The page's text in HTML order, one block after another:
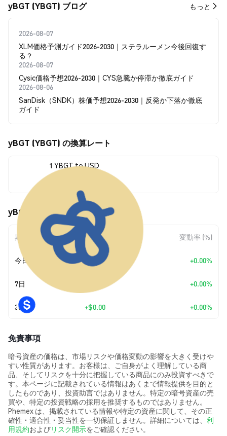
yBGT (YBGT) ブログ もっと
2026-08-07
XLM価格予測ガイド2026-2030｜ステラルーメン今後回復す
る？
2026-08-07
Cysic価格予想2026-2030｜CYS急騰か停滞か徹底ガイド
2026-08-06
SanDisk（SNDK）株価予想2026-2030｜反発か下落か徹底
ガイド
yBGT (YBGT) の換算レート
1 YBGT to USD
yBGT (YBGT) の価格変動
期間 金額変動 変動率 (%)
今日 $0.00 +0.00%
7日 +0.00%
30日 +$0.00 +0.00%
免責事項
暗号資産の価格は、市場リスクや価格変動の影響を大きく受けや
すい性質があります。お客様は、ご自身がよく理解している商
品、そしてリスクを十分に把握している商品にのみ投資すべきで
す。本ページに記載されている情報はあくまで情報提供を目的と
したものであり、投資助言ではありません。特定の暗号資産の売
買や、特定の投資戦略の採用を推奨するものではありません。
Phemex は、掲載されている情報や特定の資産に関して、その正
確性・適合性・妥当性を一切保証しません。詳細については、 利
用規約およびリスク開示をご確認ください。